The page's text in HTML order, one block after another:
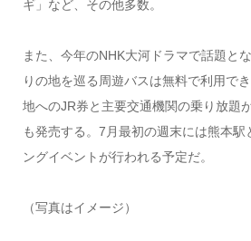
ギ」など、その他多数。
また、今年のNHK大河ドラマで話題と
りの地を巡る周遊バスは無料で利用で
地へのJR券と主要交通機関の乗り放題
も発売する。7月最初の週末には熊本駅
ングイベントが行われる予定だ。
（写真はイメージ）